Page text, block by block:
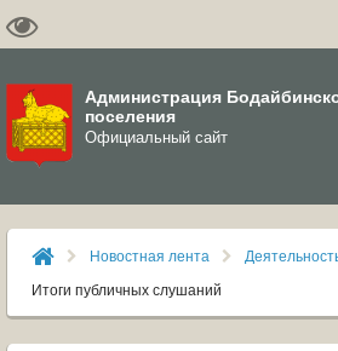
Администрация
поселения
Официальный сайт
ГОРОД
ДУМА
ВЛАСТЬ
Новостная лента
Итоги публичных слушаний